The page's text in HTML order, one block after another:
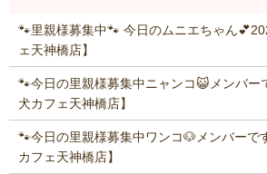
🐾里親様募集中🐾 今日のムニエちゃん
ェ天神橋店】
🐾今日の里親様募集中ニャンコ😺メンバー
犬カフェ天神橋店】
🐾今日の里親様募集中ワンコ🐶メンバーで
カフェ天神橋店】